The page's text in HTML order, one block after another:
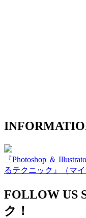
『Photoshop ＆
るテクニック』（マ
FOLLOW US
ク！